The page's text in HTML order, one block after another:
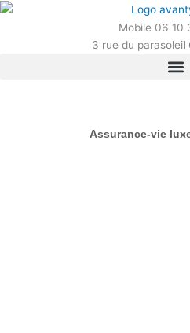
Aller
Mobile 06 10
3 rue du
Assurance-vie